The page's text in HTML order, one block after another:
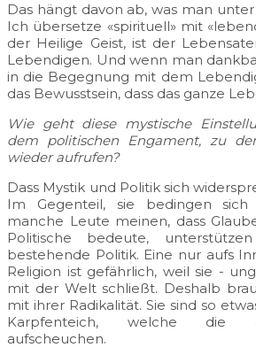
Das hängt davon ab, was man
Ich übersetze «spirituell» mit
der Heilige Geist, ist der
Lebendigen. Und wenn man
in die Begegnung mit dem
das Bewusstsein, dass das ganze
Wie geht diese mystische
dem politischen Engament, zu
wieder aufrufen?
Dass Mystik und Politik sich
Im Gegenteil, sie bedingen
manche Leute meinen, dass
Politische bedeute,
bestehende Politik. Eine nur aufs
Religion ist gefährlich, weil sie -
mit der Welt schließt. Deshalb
mit ihrer Radikalität. Sie sind so
Karpfenteich, welche die
aufscheuchen.